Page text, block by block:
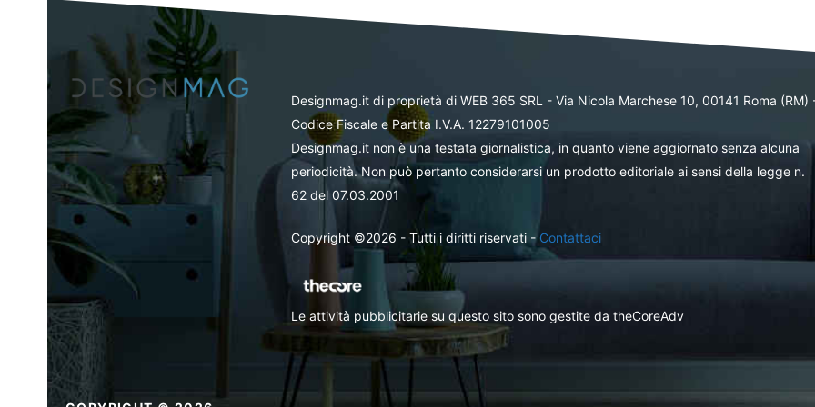
Designmag.it di proprietà di WEB 365 SRL - Via Nicola Marchese 10, 00141 Roma (RM)
Codice Fiscale e Partita I.V.A. 12279101005
Designmag.it non è una testata giornalistica, in quanto viene aggiornato senza alcuna
periodicità. Non può pertanto considerarsi un prodotto editoriale ai sensi della legge n.
62 del 07.03.2001
Copyright ©2026 - Tutti i diritti riservati -Contattaci
Le attività pubblicitarie su questo sito sono gestite da theCoreAdv